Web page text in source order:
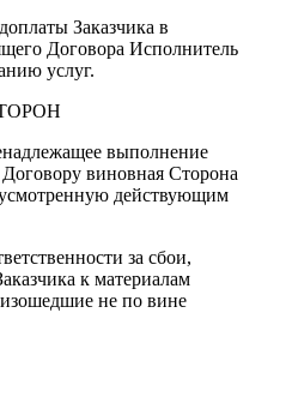
Заказчика в
Договора Исполнитель
услуг.
выполнение
виновная Сторона
действующим
за сбои,
к материалам
не по вине